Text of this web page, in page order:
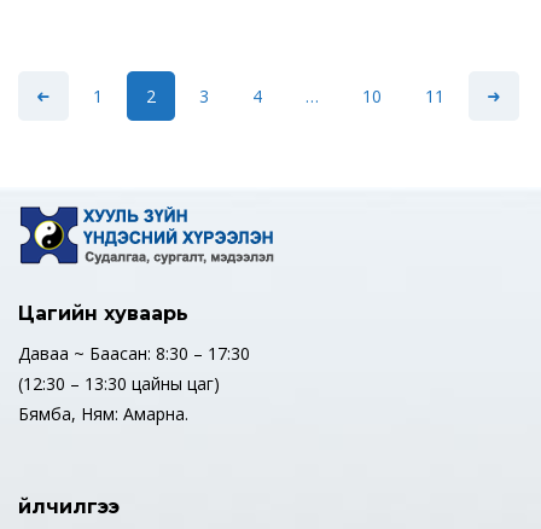
1 2 3 4 … 10 11
Цагийн хуваарь
Даваа ~ Баасан: 8:30 – 17:30
(12:30 – 13:30 цайны цаг)
Бямба, Ням: Амарна.
Үйлчилгээ